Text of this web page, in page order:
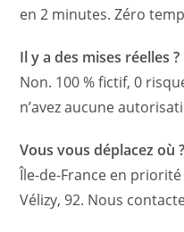
en 2 minutes. Zéro
Il y a des mises réelles ?
Non. 100 % fictif, 0
n’avez aucune
Vous vous déplacez où ?
Île-de-France en priorité
Vélizy, 92. Nous